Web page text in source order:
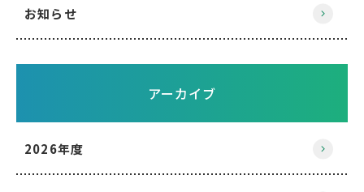
お知らせ
アーカイブ
2026年度